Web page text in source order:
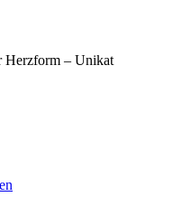
Herzform – Unikat